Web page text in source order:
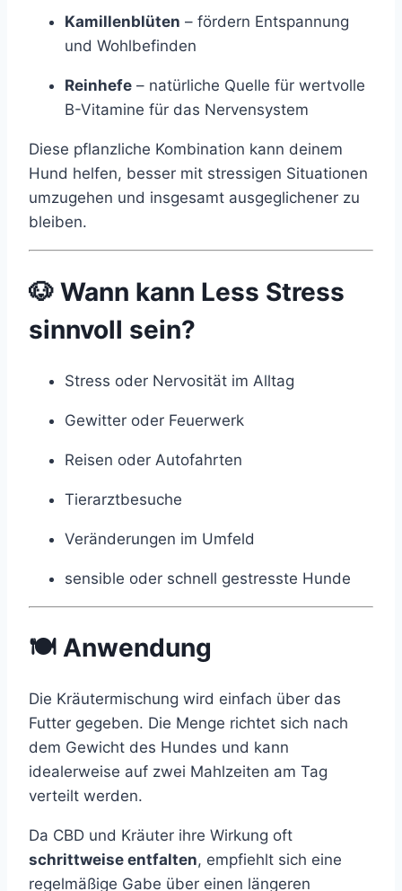
Kamillenblüten – fördern Entspannung
und Wohlbefinden
Reinhefe – natürliche Quelle für wertvolle
B-Vitamine für das Nervensystem
Diese pflanzliche Kombination kann deinem
Hund helfen, besser mit stressigen Situationen
umzugehen und insgesamt ausgeglichener zu
bleiben.
🐶 Wann kann Less Stress
sinnvoll sein?
Stress oder Nervosität im Alltag
Gewitter oder Feuerwerk
Reisen oder Autofahrten
Tierarztbesuche
Veränderungen im Umfeld
sensible oder schnell gestresste Hunde
🍽 Anwendung
Die Kräutermischung wird einfach über das
Futter gegeben. Die Menge richtet sich nach
dem Gewicht des Hundes und kann
idealerweise auf zwei Mahlzeiten am Tag
verteilt werden.
Da CBD und Kräuter ihre Wirkung oft
schrittweise entfalten, empfiehlt sich eine
regelmäßige Gabe über einen längeren